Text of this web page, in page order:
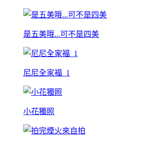
是五美哦...可不是四美
尼尼全家福_1
小花獨照